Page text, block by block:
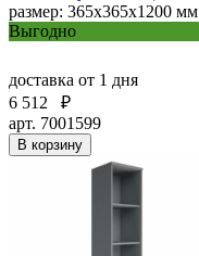
размер: 365х365х1200 мм
Выгодно
доставка от 1 дня
6 512
₽
арт. 7001599
В корзину